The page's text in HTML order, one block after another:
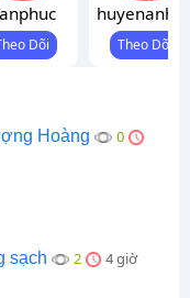
Hoàng
0
sạch 2
4 giờ